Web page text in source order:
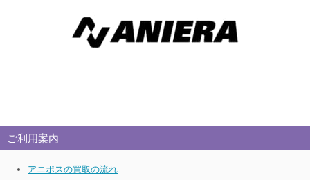
ご利用案内
アニポスの買取の流れ